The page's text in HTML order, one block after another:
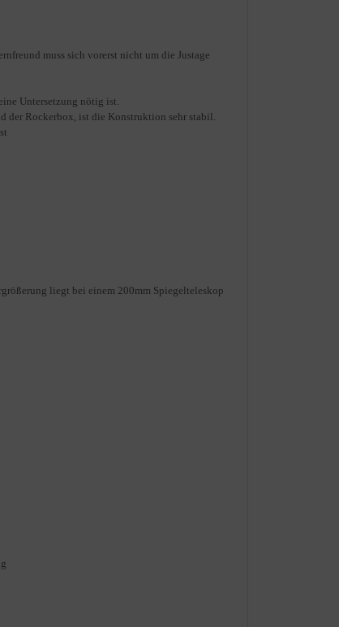
muss sich vorerst nicht um die Justage
Untersetzung nötig ist.
der Rockerbox, ist die Konstruktion sehr stabil.
liegt bei einem 200mm Spiegelteleskop